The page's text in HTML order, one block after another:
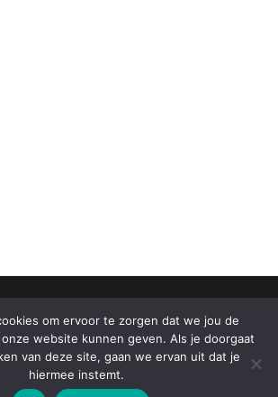
All Rights Reserved 2022.
by WordPress
| Theme: Fort by Candid
Themes.
om ervoor te zorgen dat we jou de
website kunnen geven. Als je doorgaat
van deze site, gaan we ervan uit dat je
hiermee instemt.